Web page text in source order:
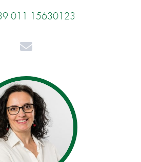
011 15630123
Mail